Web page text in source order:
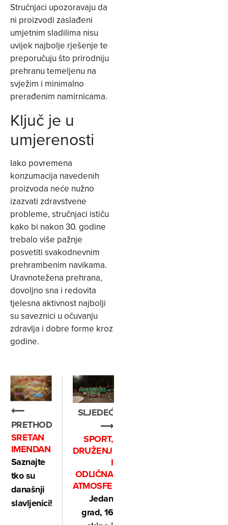
Stručnjaci upozoravaju da
ni proizvodi zaslađeni
umjetnim sladilima nisu
uvijek najbolje rješenje te
preporučuju što prirodniju
prehranu temeljenu na
svježim i minimalno
prerađenim namirnicama.
Ključ je u
umjerenosti
Iako povremena
konzumacija navedenih
proizvoda neće nužno
izazvati zdravstvene
probleme, stručnjaci ističu
kako bi nakon 30. godine
trebalo više pažnje
posvetiti svakodnevnim
prehrambenim navikama.
Uravnotežena prehrana,
dovoljno sna i redovita
tjelesna aktivnost najbolji
su saveznici u očuvanju
zdravlja i dobre forme kroz
godine.
⟵
PRETHODNO
SRETAN
IMENDAN
Saznajte
tko su
današnji
slavljenici!
SLJEDEĆE
⟶
SPORT,
DRUŽENJE
I
ODLIČNA
ATMOSFERA
Jedan
grad, 16